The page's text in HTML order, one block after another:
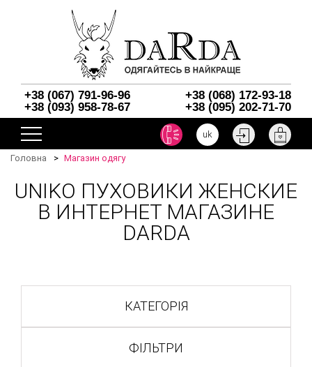
+38 (067) 791-96-96
+38 (068) 172-93-18
+38 (093) 958-78-67
+38 (095) 202-71-70
uk
Головна Магазин одягу
UNIKO ПУХОВИКИ ЖЕНСКИЕ
В ИНТЕРНЕТ МАГАЗИНЕ
DARDA
КАТЕГОРІЯ
ФІЛЬТРИ